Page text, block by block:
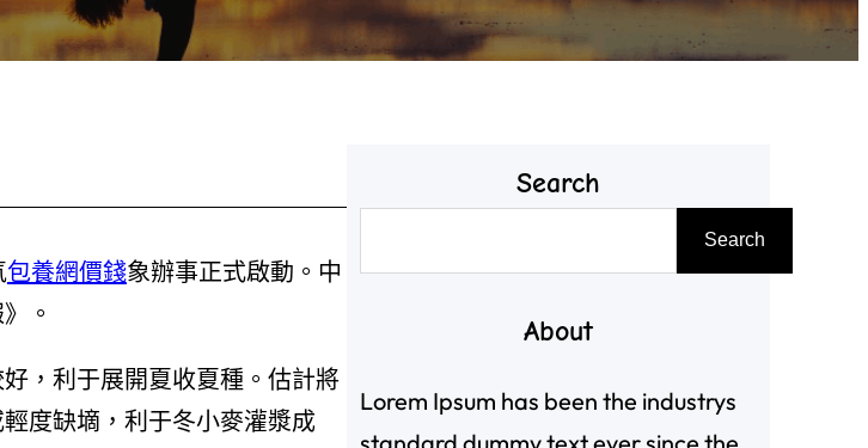
包養網價錢象辦事正式啟動。中
。
，利于展開夏收夏種。估計將
度缺墑，利于冬小麥灌漿成
Search
尋
Search
About
Lorem Ipsum has been the industrys
standard dummy text ever since the